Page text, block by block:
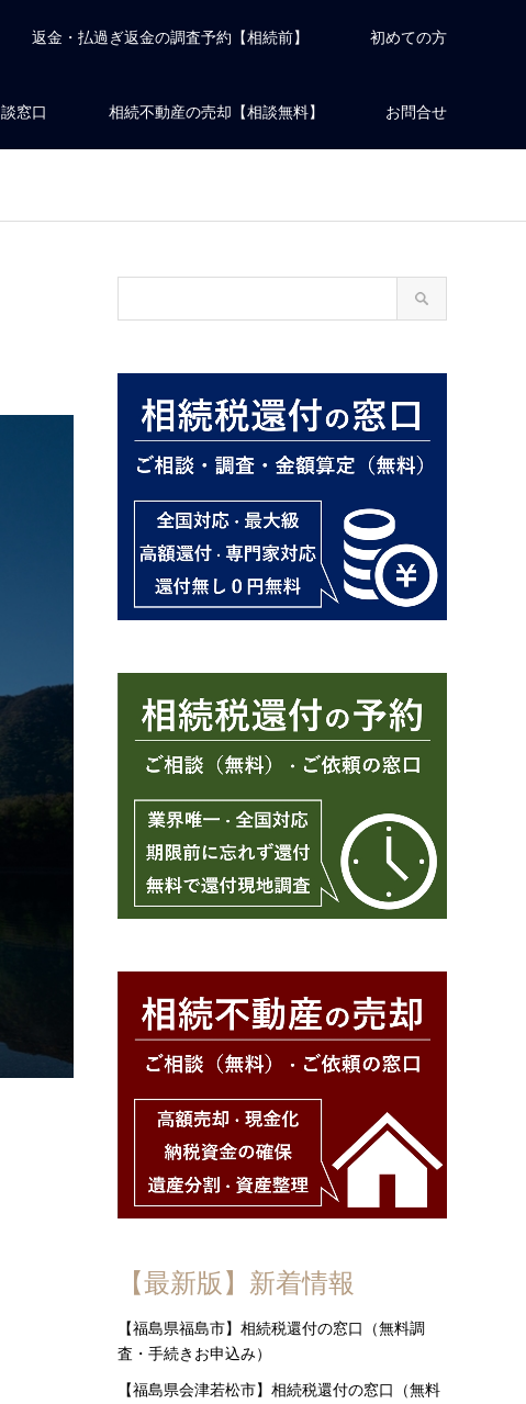
返金・払過ぎ返金の調査予約【相続前】 初めての方
窓口 相続不動産の売却【相談無料】 お問合せ
【最新版】新着情報
【福島県福島市】相続税還付の窓口（無料調
査・手続きお申込み）
【福島県会津若松市】相続税還付の窓口（無料